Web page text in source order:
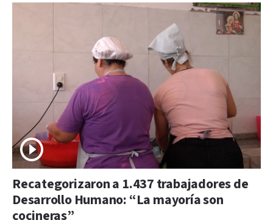
Recategorizaron a 1.437 trabajadores de
Desarrollo Humano: “La mayoría son
cocineras”